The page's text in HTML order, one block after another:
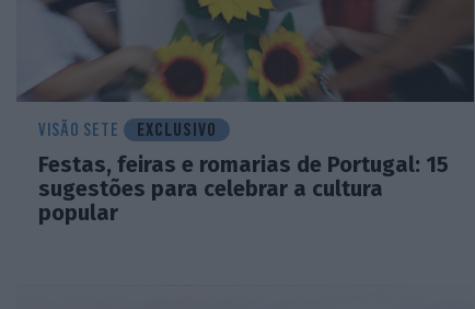
VISÃO SETE EXCLUSIVO
Festas, feiras e romarias de Portugal: 15
sugestões para celebrar a cultura
popular